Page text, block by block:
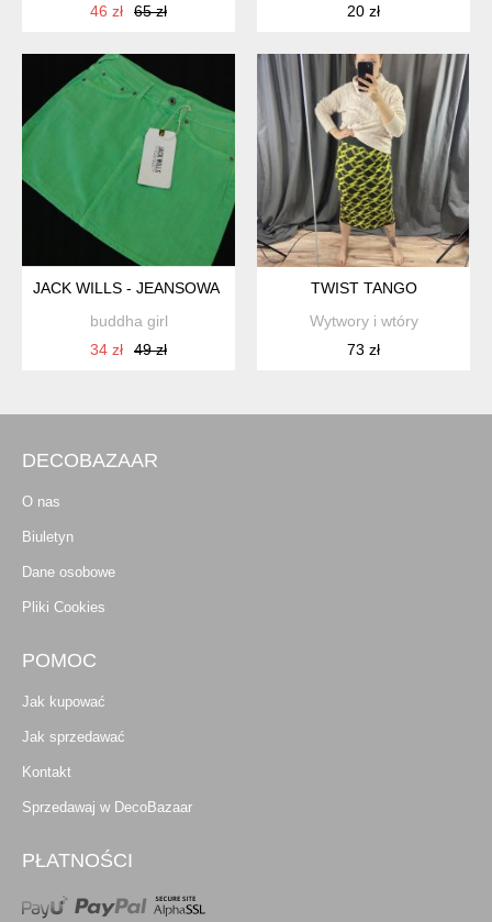
46 zł
65 zł
20 zł
JACK WILLS - JEANSOWA MINI SPÓDNICA - 36
buddha girl
34 zł
49 zł
TWIST TANGO
Wytwory i wtóry
73 zł
DECOBAZAAR
O nas
Biuletyn
Dane osobowe
Pliki Cookies
POMOC
Jak kupować
Jak sprzedawać
Kontakt
Sprzedawaj w DecoBazaar
PŁATNOŚCI